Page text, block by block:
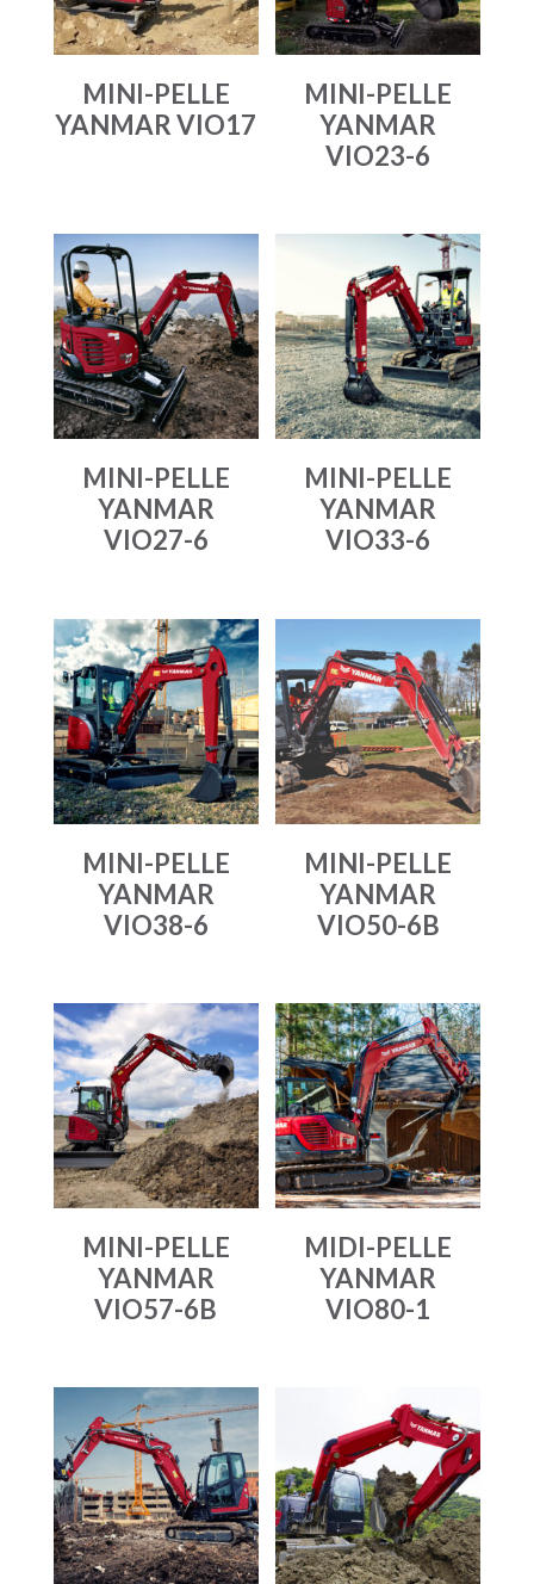
MINI-PELLE
YANMAR VIO17
MINI-PELLE
YANMAR
VIO23-6
MINI-PELLE
YANMAR
VIO27-6
MINI-PELLE
YANMAR
VIO33-6
MINI-PELLE
YANMAR
VIO38-6
MINI-PELLE
YANMAR
VIO50-6B
MINI-PELLE
YANMAR
VIO57-6B
MIDI-PELLE
YANMAR
VIO80-1